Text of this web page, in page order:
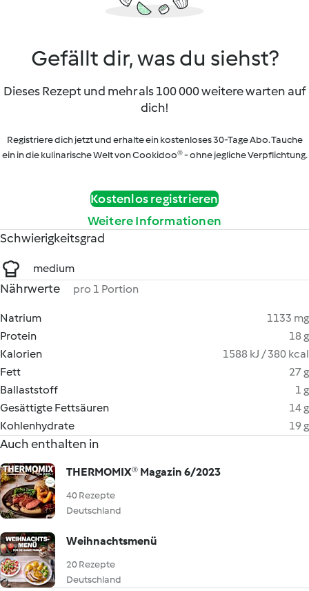
Gefällt dir, was du siehst?
Dieses Rezept und mehr als 100 000 weitere warten auf
dich!
Registriere dich jetzt und erhalte ein kostenloses 30-Tage Abo. Tauche
ein in die kulinarische Welt von Cookidoo® - ohne jegliche Verpflichtung.
Kostenlos registrieren
Weitere Informationen
Schwierigkeitsgrad
medium
Nährwerte pro 1 Portion
Natrium
1133 mg
Protein
18 g
Kalorien
1588 kJ / 380 kcal
Fett
27 g
Ballaststoff
1 g
Gesättigte Fettsäuren
14 g
Kohlenhydrate
19 g
Auch enthalten in
THERMOMIX® Magazin 6/2023
40 Rezepte
Deutschland
Weihnachtsmenü
20 Rezepte
Deutschland